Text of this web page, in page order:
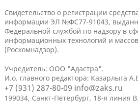
Свидетельство о регистрации
информации ЭЛ №ФС77-91043,
Федеральной службой по надзору в
информационных технологий и
(Роскомнадзор).
Учредитель: ООО "Адастра".
И.о. главного редактора: Казарлыга
+7 (931) 287-80-09 info@zaks.ru
199034, Санкт-Петербург, 18-я линия